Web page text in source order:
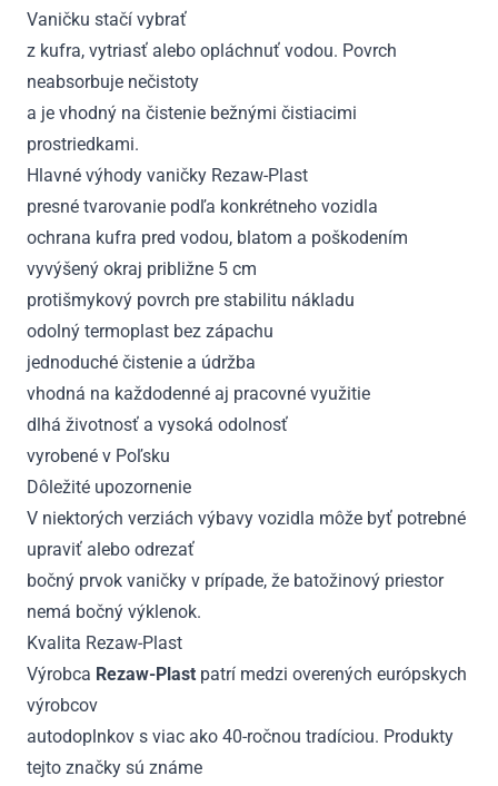
Vaničku stačí vybrať
z kufra, vytriasť alebo opláchnuť vodou. Povrch
neabsorbuje nečistoty
a je vhodný na čistenie bežnými čistiacimi
prostriedkami.
Hlavné výhody vaničky Rezaw-Plast
presné tvarovanie podľa konkrétneho vozidla
ochrana kufra pred vodou, blatom a poškodením
vyvýšený okraj približne 5 cm
protišmykový povrch pre stabilitu nákladu
odolný termoplast bez zápachu
jednoduché čistenie a údržba
vhodná na každodenné aj pracovné využitie
dlhá životnosť a vysoká odolnosť
vyrobené v Poľsku
Dôležité upozornenie
V niektorých verziách výbavy vozidla môže byť potrebné
upraviť alebo odrezať
bočný prvok vaničky v prípade, že batožinový priestor
nemá bočný výklenok.
Kvalita Rezaw-Plast
Výrobca Rezaw-Plast patrí medzi overených európskych
výrobcov
autodoplnkov s viac ako 40-ročnou tradíciou. Produkty
tejto značky sú známe